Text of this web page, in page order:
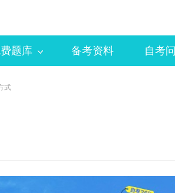
题库 备考资料 自考
式